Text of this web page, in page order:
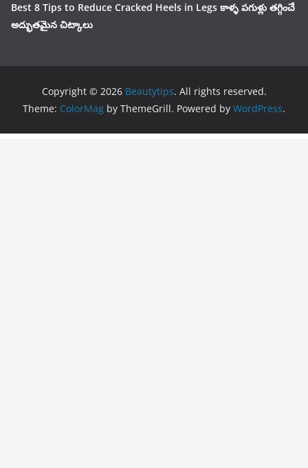
Best 8 Tips to Reduce Cracked Heels in Legs కాళ్ళ పగుళ్లు తగ్గించే
అద్భుతమైన చిట్కాలు
Copyright © 2026 Beautytips. All rights reserved.
Theme: ColorMag by ThemeGrill. Powered by WordPress.